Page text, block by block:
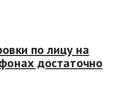
по лицу на
достаточно